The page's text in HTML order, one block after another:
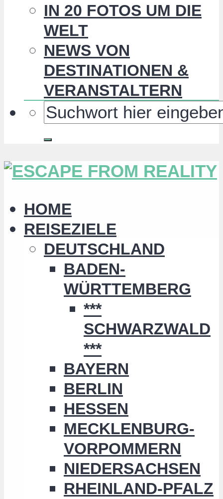
IN 20 FOTOS UM DIE
WELT
NEWS VON
DESTINATIONEN &
VERANSTALTERN
HOME
REISEZIELE
DEUTSCHLAND
BADEN-
WÜRTTEMBERG
***
SCHWARZWALD
***
BAYERN
BERLIN
HESSEN
MECKLENBURG-
VORPOMMERN
NIEDERSACHSEN
RHEINLAND-PFALZ